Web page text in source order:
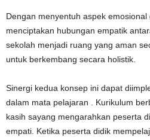
Dengan menyentuh aspek
menciptakan hubungan empatik
sekolah menjadi ruang yang aman
untuk berkembang secara holistik.
Sinergi kedua konsep ini dapat
dalam mata pelajaran . Kurikulum
kasih sayang mengarahkan peserta
empati. Ketika peserta didik